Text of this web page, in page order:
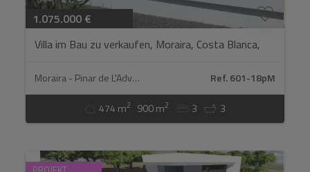
1.075.000 €
Villa im Bau zu verkaufen, Moraira, Costa Blanca,
Moraira - Pinar de L'Advocat Ref. 601-18pM
474 m2 900 m2 3 3